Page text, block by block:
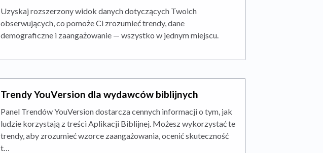
Uzyskaj rozszerzony widok danych dotyczących Twoich
obserwujących, co pomoże Ci zrozumieć trendy, dane
demograficzne i zaangażowanie — wszystko w jednym miejscu.
Trendy YouVersion dla wydawców biblijnych
Panel Trendów YouVersion dostarcza cennych informacji o tym, jak
ludzie korzystają z treści Aplikacji Biblijnej. Możesz wykorzystać te
trendy, aby zrozumieć wzorce zaangażowania, ocenić skuteczność
t…